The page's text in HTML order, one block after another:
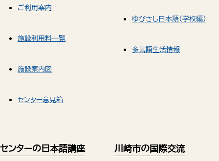
ご利用案内
施設利用料一覧
施設案内図
センター意見箱
ゆびさし日本語（学校編）
多言語生活情報
センターの日本語講座 川崎市の国際交流